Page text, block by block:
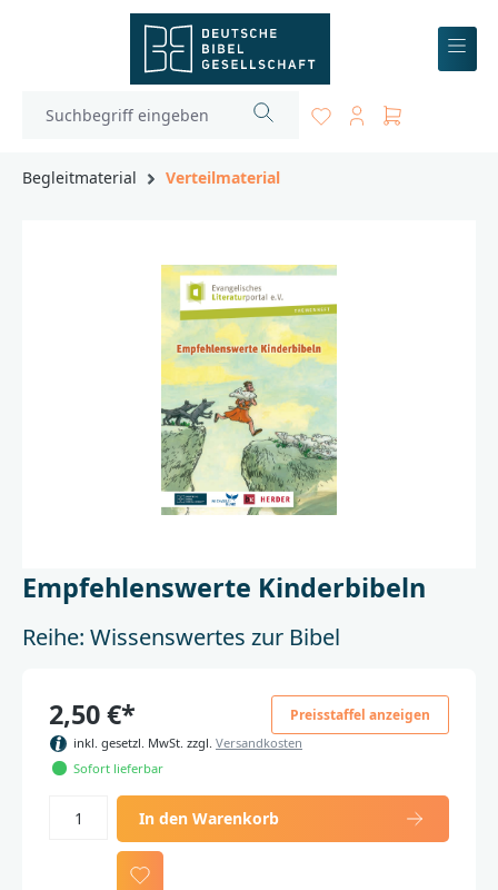
Begleitmaterial Verteilmaterial
Empfehlenswerte Kinderbibeln
Reihe: Wissenswertes zur Bibel
2,50 €* Preisstaffel anzeigen
inkl. gesetzl. MwSt. zzgl. Versandkosten
Sofort lieferbar
In den Warenkorb